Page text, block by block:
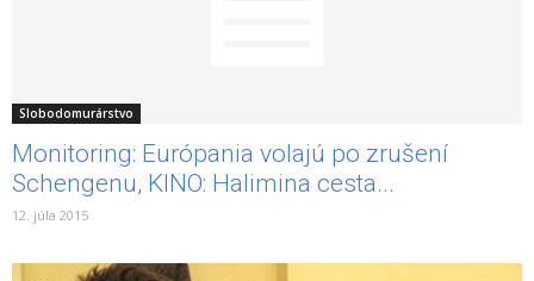
Slobodomurárstvo
Monitoring: Európania volajú po zrušení
Schengenu, KINO: Halimina cesta...
12. júla 2015